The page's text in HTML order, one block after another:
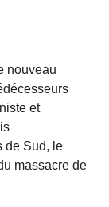
nouveau
et
de Sud, le
massacre de